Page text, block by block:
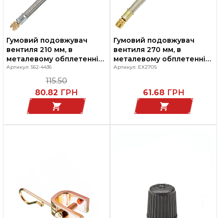
Гумовий подовжувач
вентиля 210 мм, в
металевому обплетенні
для здвоєних коліс,
Артикул: 562-4436
115.50
80.82 ГРН
Гумовий подовжувач
вентиля 270 мм, в
металевому обплетенні
для здвоєних коліс
Артикул: EX270S
61.68 ГРН